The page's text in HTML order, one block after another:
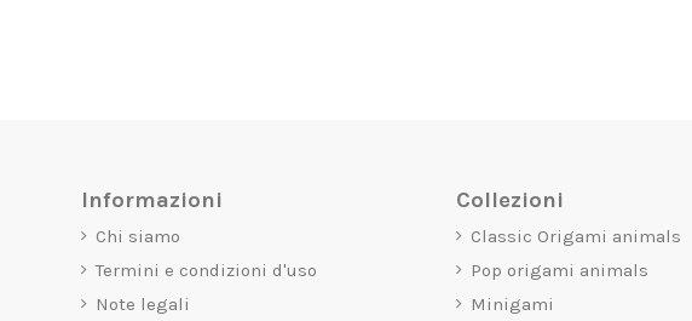
Informazioni
Chi siamo
Termini e condizioni d'uso
Note legali
Collezioni
Classic Origami animals
Pop origami animals
Minigami